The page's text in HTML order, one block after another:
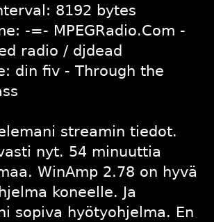
8192 bytes
-=- MPEGRadio.Com -
radio / djdead
din fiv - Through the
streamin tiedot.
nyt. 54 minuuttia
WinAmp 2.78 on hyvä
koneelle. Ja
sopiva hyötyohjelma. En